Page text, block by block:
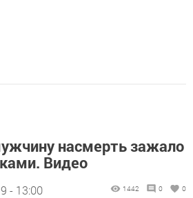
насмерть зажало
Видео
- 13:00 1442 0 0